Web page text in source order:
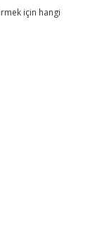
için hangi